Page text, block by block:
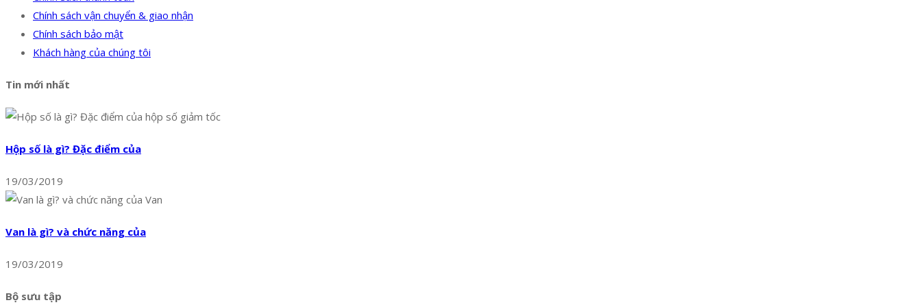
Chính sách vận chuyển & giao nhận
Chính sách bảo mật
Khách hàng của chúng tôi
Tin mới nhất
Hộp số là gì? Đặc điểm của
19/03/2019
Van là gì? và chức năng của
19/03/2019
Bộ sưu tập